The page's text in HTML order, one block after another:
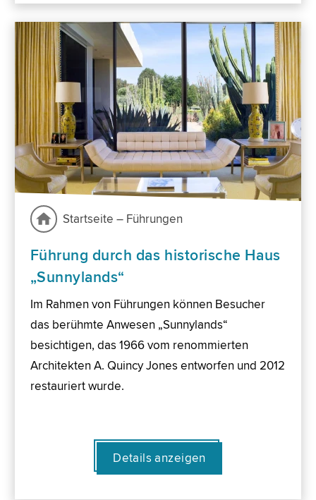
Startseite – Führungen
Führung durch das historische Haus
„Sunnylands“
Im Rahmen von Führungen können Besucher
das berühmte Anwesen „Sunnylands“
besichtigen, das 1966 vom renommierten
Architekten A. Quincy Jones entworfen und 2012
restauriert wurde.
Details anzeigen